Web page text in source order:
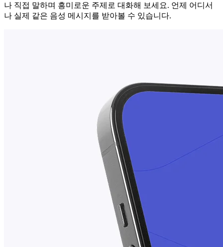
나 직접 말하며 흥미로운 주제로 대화해 보세요. 언제 어디서
나 실제 같은 음성 메시지를 받아볼 수 있습니다.